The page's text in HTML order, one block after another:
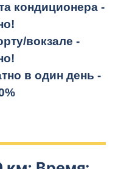
кондиционера -
вокзале -
в один день -